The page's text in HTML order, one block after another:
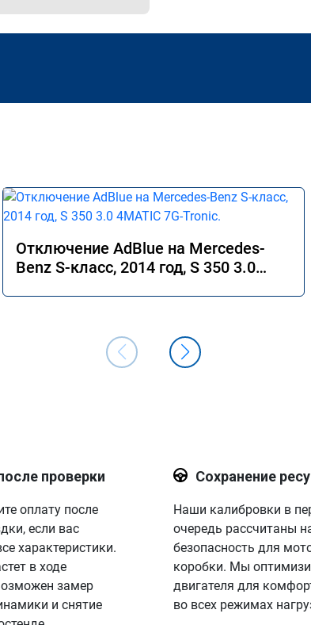
Отключение AdBlue на Mercedes-
Benz S-класс, 2014 год, S 350 3.0
проверки
оплату после
если вас
характеристики.
в ходе
замер
и снятие
Сохранение
Наши калибровки в
очередь рассчитаны
безопасность для
коробки. Мы
двигателя для
во всех режимах